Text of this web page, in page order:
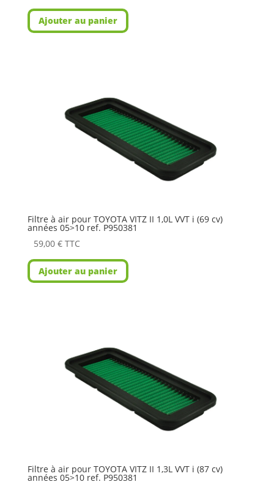
Ajouter au panier
Filtre à air pour TOYOTA VITZ II 1,0L VVT i (69 cv)
années 05>10 ref. P950381
59,00 € TTC
Ajouter au panier
Filtre à air pour TOYOTA VITZ II 1,3L VVT i (87 cv)
années 05>10 ref. P950381